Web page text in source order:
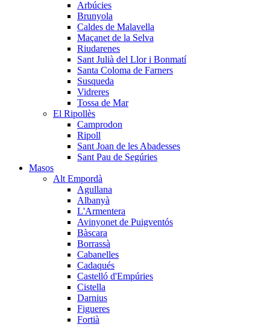
Arbúcies
Brunyola
Caldes de Malavella
Maçanet de la Selva
Riudarenes
Sant Julià del Llor i Bonmatí
Santa Coloma de Farners
Susqueda
Vidreres
Tossa de Mar
El Ripollès
Camprodon
Ripoll
Sant Joan de les Abadesses
Sant Pau de Segúries
Masos
Alt Empordà
Agullana
Albanyà
L'Armentera
Avinyonet de Puigventós
Bàscara
Borrassà
Cabanelles
Cadaqués
Castelló d'Empúries
Cistella
Darnius
Figueres
Fortià